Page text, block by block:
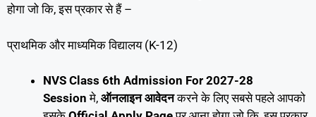
होगा जो कि, इस प्रकार से हैं –
प्राथमिक और माध्यमिक विद्यालय (K-12)
NVS Class 6th Admission For 2027-28
Session मे, ऑनलाइन आवेदनकरने के लिए सबसे पहले आपको